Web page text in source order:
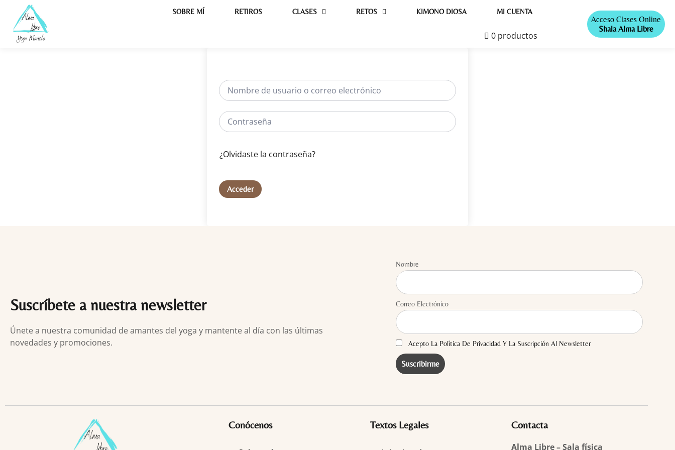
SOBRE MÍ RETIROS CLASES RETOS KIMONO DIOSA MI CUENTA
0 productos
Acceso Clases Online
Shala Alma Libre
¿Olvidaste la contraseña?
Acceder
Suscríbete a nuestra newsletter
Únete a nuestra comunidad de amantes del yoga y mantente al día con las últimas
novedades y promociones.
Nombre
Correo Electrónico
Acepto La Política De Privacidad Y La Suscripción Al Newsletter
Conócenos Textos Legales Contacta
Alma Libre – Sala física